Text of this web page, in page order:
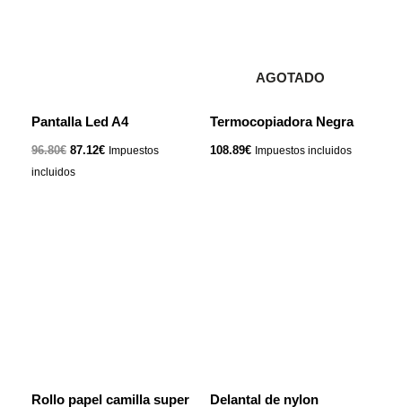
Pantalla Led A4
96.80€ 87.12€ Impuestos
incluidos
AGOTADO
Termocopiadora Negra
108.89€ Impuestos incluidos
Rollo papel camilla super
Delantal de nylon